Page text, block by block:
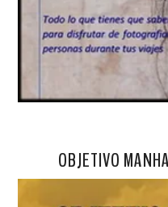
OBJETIVO